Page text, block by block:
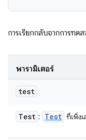
การเรียกกลับจากการทด
พารามิเตอร์
test
Test : Test ที่เพิ่ง